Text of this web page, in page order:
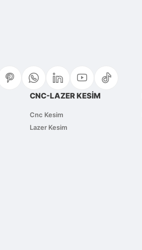
CNC-LAZER KESİM
Cnc Kesim
Lazer Kesim